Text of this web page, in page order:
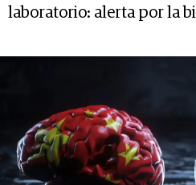
laboratorio: alerta por la